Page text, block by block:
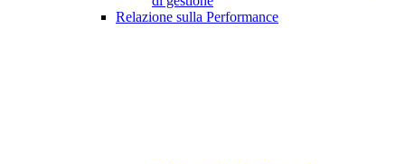
Relazione sulla Performance